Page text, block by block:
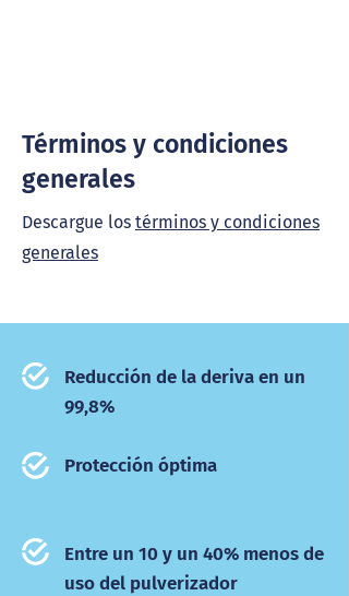
Términos y condiciones
generales
Descargue los términos y condiciones
generales
Reducción de la deriva en un
99,8%
Protección óptima
Entre un 10 y un 40% menos de
uso del pulverizador